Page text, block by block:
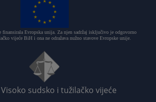
finansirala Evropska unija. Za njen sadržaj isključivo je odgovorno
vijeće BiH i ona ne odražava nužno stavove Evropske unije.
Visoko sudsko i tužilačko vijeće